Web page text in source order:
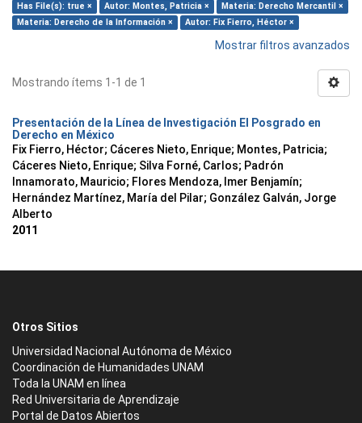
Has File(s): true ×
Autor: Montes, Patricia ×
Materia: Derecho Mercantil ×
Materia: Derecho de la Información ×
Autor: Fix Fierro, Héctor ×
Mostrar filtros avanzados
Mostrando ítems 1-1 de 1
Presentación de la Línea de Investigación El Posgrado en
Derecho en México
Fix Fierro, Héctor; Cáceres Nieto, Enrique; Montes, Patricia;
Cáceres Nieto, Enrique; Silva Forné, Carlos; Padrón
Innamorato, Mauricio; Flores Mendoza, Imer Benjamín;
Hernández Martínez, María del Pilar; González Galván, Jorge
Alberto
2011
Otros Sitios
Universidad Nacional Autónoma de México
Coordinación de Humanidades UNAM
Toda la UNAM en línea
Red Universitaria de Aprendizaje
Portal de Datos Abiertos